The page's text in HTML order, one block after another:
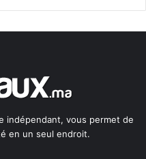
indépendant, vous permet de
en un seul endroit.